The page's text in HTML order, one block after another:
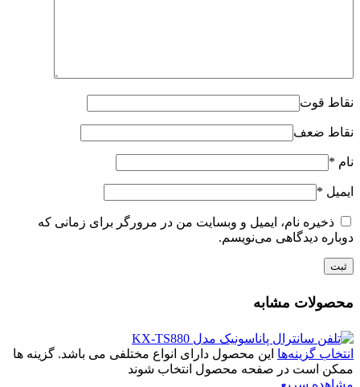
نقاط قوت
نقاط ضعف
نام *
ایمیل *
ذخیره نام، ایمیل و وبسایت من در مرورگر برای زمانی که
دوباره دیدگاهی می‌نویسم.
محصولات مشابه
انتخاب گزینه‌ها این محصول دارای انواع مختلفی می باشد. گزینه ها
ممکن است در صفحه محصول انتخاب شوند
مشاهده سریع